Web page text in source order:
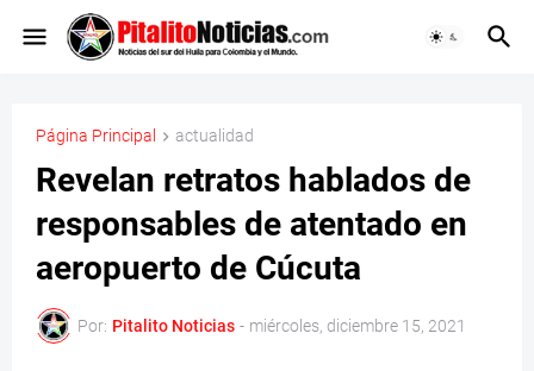
Página Principal actualidad
Revelan retratos hablados de
responsables de atentado en
aeropuerto de Cúcuta
Por: Pitalito Noticias - miércoles, diciembre 15, 2021